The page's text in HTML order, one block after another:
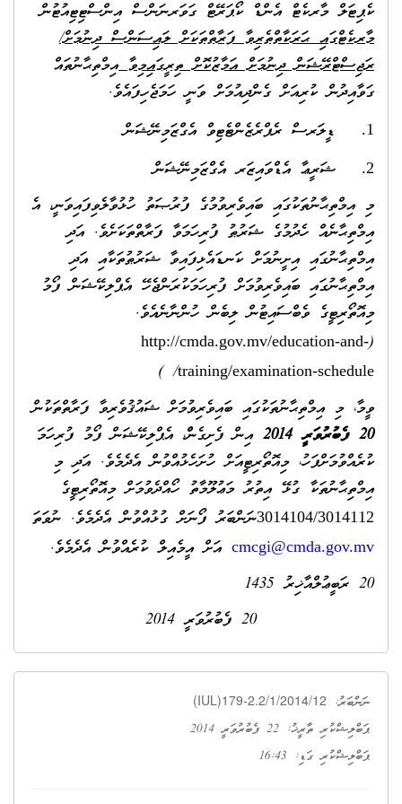
ކެޕިޓަލް މާރކެޓް އެންޑް ކޯޕަރޭޓް ގަވަރނަންސް އިންސްޓިޓިއުޓުން
މާރކެޓްގައި ޙަރަކާތްތެރިވާ ފަރާތްތަކަށް ލައިސަންސް ދިނުމަށް/
ރަޖިސްޓްރޭޝަން ދިނުމަށް އަމާޒުކޮށް ތިރީގައިމިވާއިމްތިޙާނުތައް
ގަވާއިދުން ކުރިއަށް ގެންދިއުމަށް ވަނީ ހަމަޖެހިފައެވެ.
1. ޑީލަރސް ރެޕްރެޒެންޓެޓިވް އެގްޒަމިނޭޝަން
2.
ޝަރީޢާ އެޑްވައިޒަރ އެގްޒަމިނޭޝަން
މި އިމްތިޙާނުތަކުގައި ބައިވެރިވުމުގެ ފުރުޞަތު ހުޅުވާލެވިފައިވަނީ، އެ
އިމްތިޙާނެއް ހެދުމުގެ ޝަރުޠު ފުރިހަމަވާ ފަރާތްތަކަށެވެ. އަދި
އިމްތިޙާނުގައި އިށީނުމަށް ކަނޑައެޅިފައިވާ ޝަރުޠުތަކާއި އަދި
އިމްތިޙާނުގައި ބައިވެރިވުމަށް ފުރިހަމަކުރަންޖެހޭ އެޕްލިކޭޝަން ފޯމު
މިއޮތޯރިޓީގެ ވެބްސައިޓުން ލިބެން ހުންނާނެއެވެ.
(
http://cmda.gov.mv/education-and-
training/examination-schedule
/ )
ވީމާ، މި އިމްތިޙާނުތަކުގައި ބައިވެރިވުމަށް ޝައުޤުވެރިވާ ފަރާތްތަކުން
20 ފެބުރުވަރީ 2014
އިން ފެށިގެންް، އެޕްލިކޭޝަން ފޯމު ފުރިހަމަ
ކުރެއްވުމަށްފަހު، މިއޮތޯރިޓީއަށް ހުށަހެޅުއްވުން އެދެމެވެ. އަދި މި
އިމްތިޙާނުތަކާ ގުޅޭ އިތުރު މަޢުލޫމާތު ހޯއްދެވުމަށް މިއޮތޯރިޓީގެ
3014104/3014112ނަންބަރު ފޯނަށް ގުޅުއްވުން އެދެމެވެ. ނުވަތަ
cmcgi@cmda.gov.mv އަށް އީމެއިލް ކުރެއްވުން އެދެމެވެ.
20 ރަބީޢުލްއާޚިރު 1435
20 ފެބުރުވަރީ 2014
ނަންބަރު: (IUL)179-2.2/1/2014/12
ޕަބްލިޝްކުރި ތާރީޚު: 22 ފެބުރުވަރީ 2014
ޕަބްލިޝްކުރި ގަޑި: 16:43